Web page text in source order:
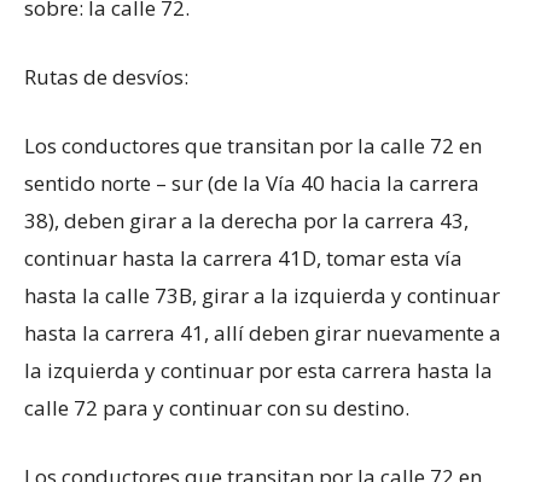
sobre: la calle 72.
Rutas de desvíos:
Los conductores que transitan por la calle 72 en
sentido norte – sur (de la Vía 40 hacia la carrera
38), deben girar a la derecha por la carrera 43,
continuar hasta la carrera 41D, tomar esta vía
hasta la calle 73B, girar a la izquierda y continuar
hasta la carrera 41, allí deben girar nuevamente a
la izquierda y continuar por esta carrera hasta la
calle 72 para y continuar con su destino.
Los conductores que transitan por la calle 72 en